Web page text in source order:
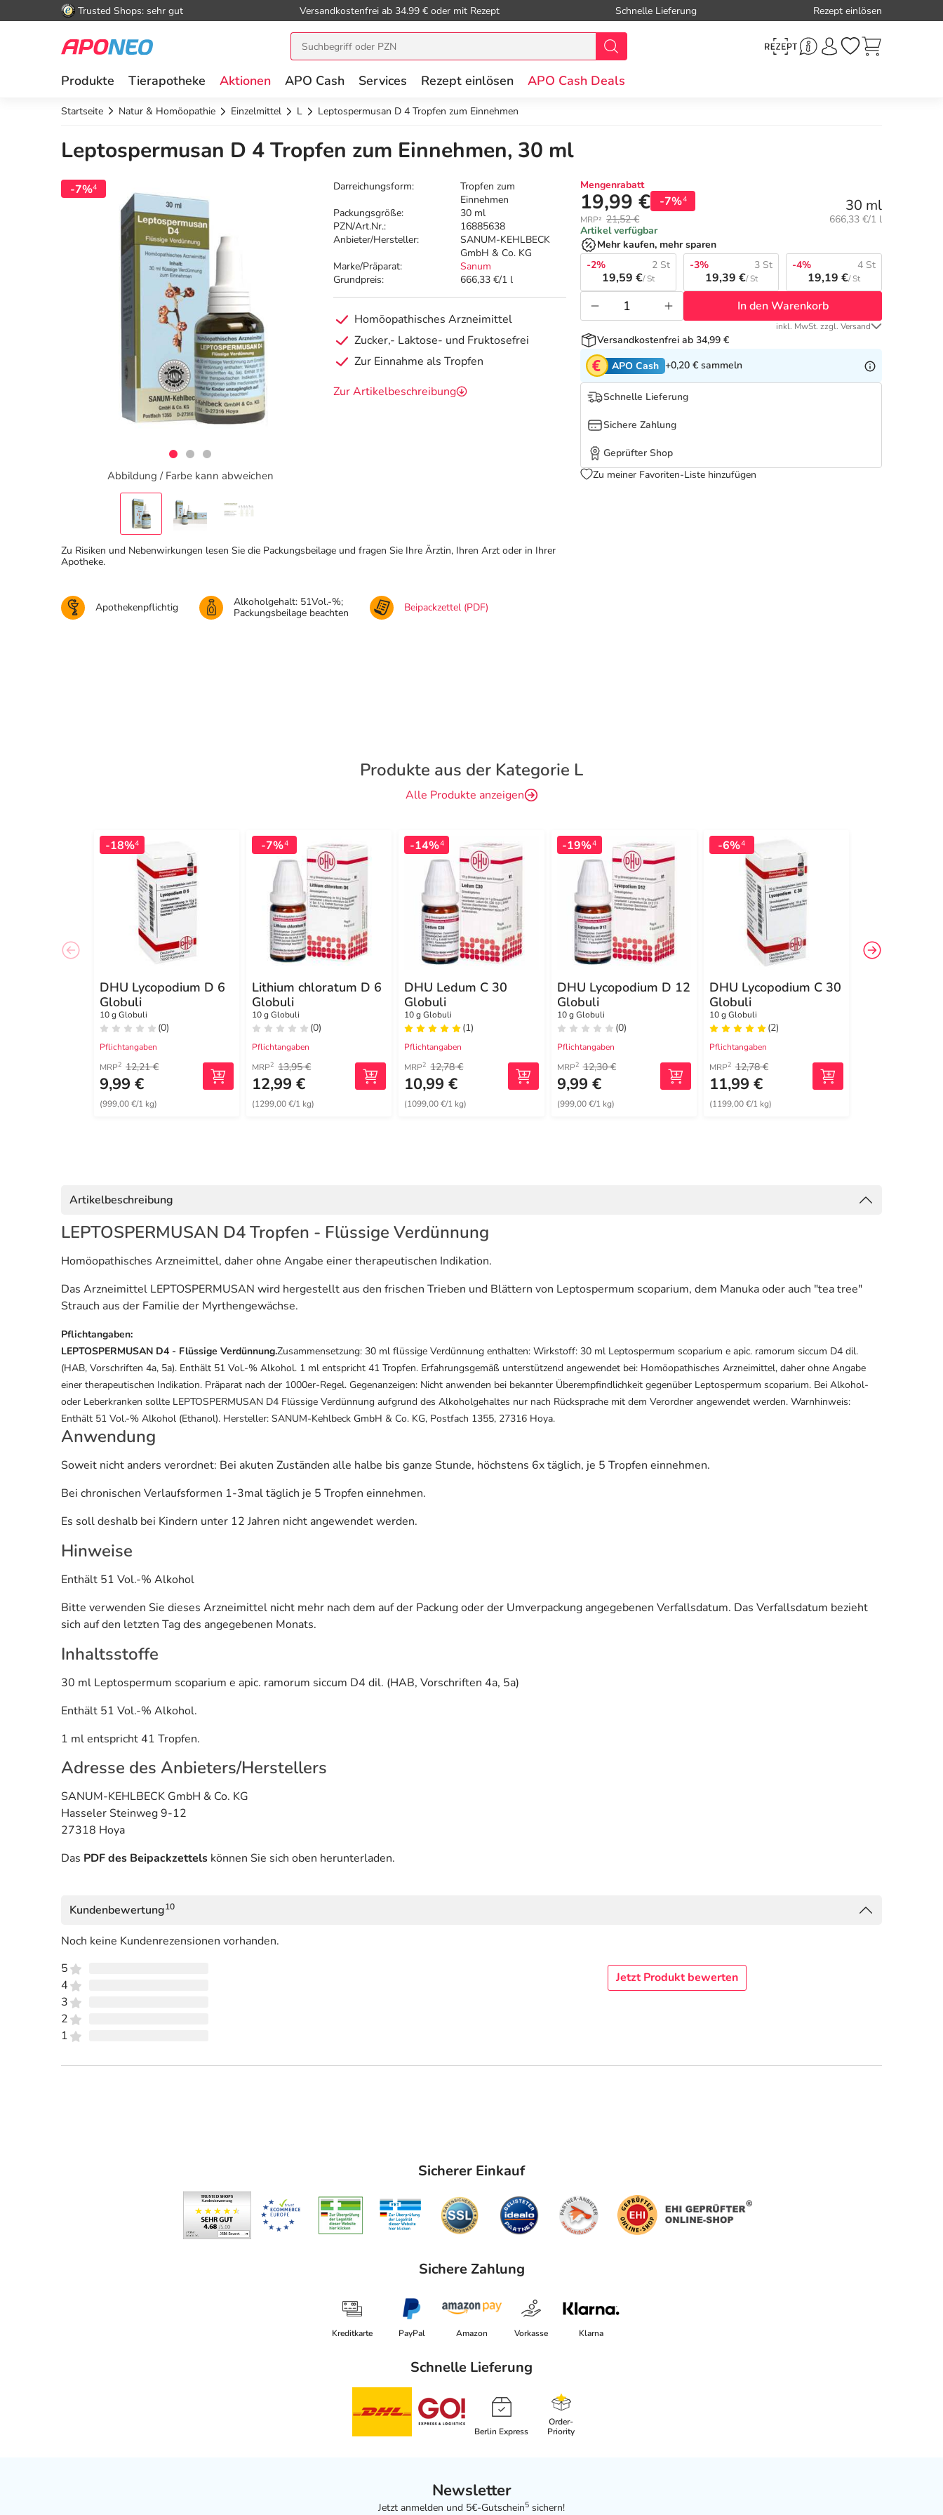
Trusted Shops: sehr gut Versandkostenfrei ab 34.99 € oder mit Rezept Schnelle Lieferung Rezept einlösen
Produkte Tierapotheke Aktionen APO Cash Services Rezept einlösen APO Cash Deals
Startseite Natur & Homöopathie Einzelmittel L Leptospermusan D 4 Tropfen zum Einnehmen
Leptospermusan D 4 Tropfen zum Einnehmen, 30 ml
-7%4
Abbildung / Farbe kann abweichen
Darreichungsform:
Tropfen zum
Einnehmen
Packungsgröße:
30 ml
PZN/Art.Nr.:
16885638
Anbieter/Hersteller:
SANUM-KEHLBECK
GmbH & Co. KG
Marke/Präparat:
Sanum
Grundpreis:
666,33 €/1 l
Homöopathisches Arzneimittel
Zucker,- Laktose- und Fruktosefrei
Zur Einnahme als Tropfen
Zur Artikelbeschreibung
Mengenrabatt
19,99 € -7%4
MRP² 21,52 €
30 ml
Grundpreis:
666,33 €/1 l
Artikel verfügbar
Mehr kaufen, mehr sparen
-2%
2 St
19,59 €/ St
-3% 3 St
19,39 €/ St
-4% 4 St
19,19 €/ St
In den Warenkorb
inkl. MwSt. zzgl. Versand
Versandkostenfrei ab 34,99 €
APO Cash +0,20 € sammeln
Schnelle Lieferung
Sichere Zahlung
Geprüfter Shop
Zu meiner Favoriten-Liste hinzufügen
Zu Risiken und Nebenwirkungen lesen Sie die Packungsbeilage und fragen Sie Ihre Ärztin, Ihren Arzt oder in Ihrer
Apotheke.
Apothekenpflichtig
Alkoholgehalt: 51Vol.-%;
Packungsbeilage beachten
Beipackzettel (PDF)
Produkte aus der Kategorie L
Alle Produkte anzeigen
-18%4
DHU Lycopodium D 6
Globuli
10 g Globuli
(0)
Pflichtangaben
MRP2 12,21 €
9,99 €
(999,00 €/1 kg)
-7%4
Lithium chloratum D 6
Globuli
10 g Globuli
(0)
Pflichtangaben
MRP2 13,95 €
12,99 €
(1299,00 €/1 kg)
-14%4
DHU Ledum C 30
Globuli
10 g Globuli
(1)
Pflichtangaben
MRP2 12,78 €
10,99 €
(1099,00 €/1 kg)
-19%4
DHU Lycopodium D 12
Globuli
10 g Globuli
(0)
Pflichtangaben
MRP2 12,30 €
9,99 €
(999,00 €/1 kg)
-6%4
DHU Lycopodium C 30
Globuli
10 g Globuli
(2)
Pflichtangaben
MRP2 12,78 €
11,99 €
(1199,00 €/1 kg)
Artikelbeschreibung
LEPTOSPERMUSAN D4 Tropfen - Flüssige Verdünnung
Homöopathisches Arzneimittel, daher ohne Angabe einer therapeutischen Indikation.
Das Arzneimittel LEPTOSPERMUSAN wird hergestellt aus den frischen Trieben und Blättern von Leptospermum scoparium, dem Manuka oder auch "tea tree"
Strauch aus der Familie der Myrthengewächse.
Pflichtangaben:
LEPTOSPERMUSAN D4 - Flüssige Verdünnung.Zusammensetzung: 30 ml flüssige Verdünnung enthalten: Wirkstoff: 30 ml Leptospermum scoparium e apic. ramorum siccum D4 dil.
(HAB, Vorschriften 4a, 5a). Enthält 51 Vol.-% Alkohol. 1 ml entspricht 41 Tropfen. Erfahrungsgemäß unterstützend angewendet bei: Homöopathisches Arzneimittel, daher ohne Angabe
einer therapeutischen Indikation. Präparat nach der 1000er-Regel. Gegenanzeigen: Nicht anwenden bei bekannter Überempfindlichkeit gegenüber Leptospermum scoparium. Bei Alkohol-
oder Leberkranken sollte LEPTOSPERMUSAN D4 Flüssige Verdünnung aufgrund des Alkoholgehaltes nur nach Rücksprache mit dem Verordner angewendet werden. Warnhinweis:
Enthält 51 Vol.-% Alkohol (Ethanol). Hersteller: SANUM-Kehlbeck GmbH & Co. KG, Postfach 1355, 27316 Hoya.
Anwendung
Soweit nicht anders verordnet: Bei akuten Zuständen alle halbe bis ganze Stunde, höchstens 6x täglich, je 5 Tropfen einnehmen.
Bei chronischen Verlaufsformen 1-3mal täglich je 5 Tropfen einnehmen.
Es soll deshalb bei Kindern unter 12 Jahren nicht angewendet werden.
Hinweise
Enthält 51 Vol.-% Alkohol
Bitte verwenden Sie dieses Arzneimittel nicht mehr nach dem auf der Packung oder der Umverpackung angegebenen Verfallsdatum. Das Verfallsdatum bezieht
sich auf den letzten Tag des angegebenen Monats.
Inhaltsstoffe
30 ml Leptospermum scoparium e apic. ramorum siccum D4 dil. (HAB, Vorschriften 4a, 5a)
Enthält 51 Vol.-% Alkohol.
1 ml entspricht 41 Tropfen.
Adresse des Anbieters/Herstellers
SANUM-KEHLBECK GmbH & Co. KG
Hasseler Steinweg 9-12
27318 Hoya
Das PDF des Beipackzettels können Sie sich oben herunterladen.
Kundenbewertung10
Noch keine Kundenrezensionen vorhanden.
5
4
3
2
1
Jetzt Produkt bewerten
Sicherer Einkauf
Sichere Zahlung
Kreditkarte PayPal Amazon Vorkasse Klarna
Schnelle Lieferung
Berlin Express
Order-
Priority
Newsletter
Jetzt anmelden und 5€-Gutschein5 sichern!